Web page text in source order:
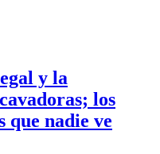
y la
los
que nadie ve